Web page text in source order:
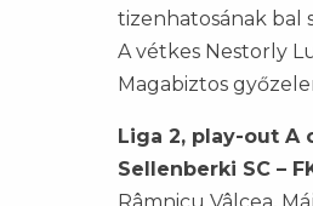
tizenhatosának bal
A vétkes Nestorly
Magabiztos
Liga 2, play-out A
Sellenberki SC –